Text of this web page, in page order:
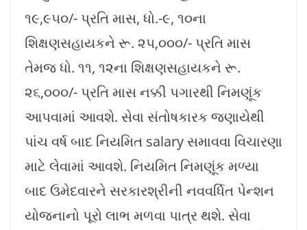
૧૯,૯૫૦/- પ્રતિ માસ, ધો.-૯, ૧૦ના
શિક્ષણસહાયકને રૂ. ૨૫,૦૦૦/- પ્રતિ માસ
તેમજ ધો. ૧૧, ૧૨ના શિક્ષણસહાયકને રૂ.
૨૬,૦૦૦/- પ્રતિ માસ નક્કી પગારથી નિમણૂંક
આપવામાં આવશે. સેવા સંતોષકારક જણાયેથી
પાંચ વર્ષ બાદ નિયમિત salary સમાવવા વિચારણા
માટે લેવામાં આવશે. નિયમિત નિમણૂંક મળ્યા
બાદ ઉમેદવારને સરકારશ્રીની નવવર્ધિત પેન્શન
યોજનાનો પૂરો લાભ મળવા પાત્ર થશે. સેવા